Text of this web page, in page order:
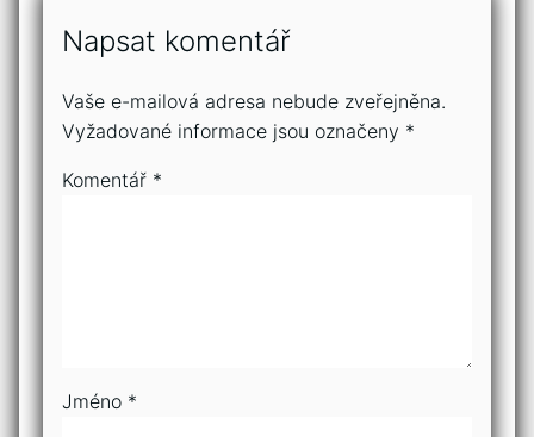
Napsat komentář
Vaše e-mailová adresa nebude zveřejněna.
Vyžadované informace jsou označeny *
Komentář *
Jméno *